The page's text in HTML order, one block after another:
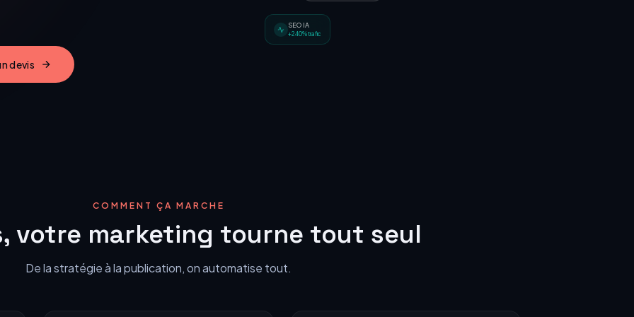
devis
SEO IA
+240% trafic
COMMENT ÇA MARCHE
votre marketing tourne tout seul
De la stratégie à la publication, on automatise tout.